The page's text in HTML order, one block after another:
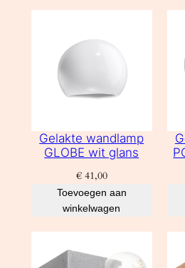
Gelakte wandlamp
GLOBE wit glans
€41,00
Toevoegen aan
winkelwagen